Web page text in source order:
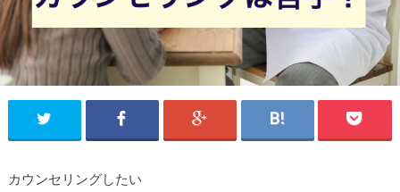
カウンセリングしたい